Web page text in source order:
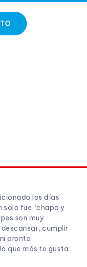
los días
solo fue “chapa y
son muy
cumplir
pronta
que más te gusta: